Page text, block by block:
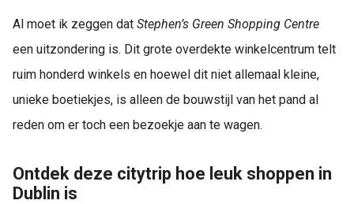
Al moet ik zeggen dat Stephen’s Green Shopping Centre
een uitzondering is. Dit grote overdekte winkelcentrum telt
ruim honderd winkels en hoewel dit niet allemaal kleine,
unieke boetiekjes, is alleen de bouwstijl van het pand al
reden om er toch een bezoekje aan te wagen.
Ontdek deze citytrip hoe leuk shoppen in
Dublin is